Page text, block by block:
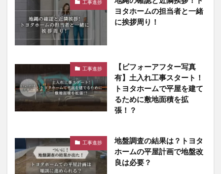
工事進捗
ヨタホームの担当者と一緒
に挨拶周り！
工事進捗
【ビフォーアフター写真
有】土入れ工事スタート！
トヨタホームで平屋を建て
るために敷地面積を拡
張！？
工事進捗
地盤調査の結果は？トヨタ
ホームの平屋計画で地盤改
良は必要？